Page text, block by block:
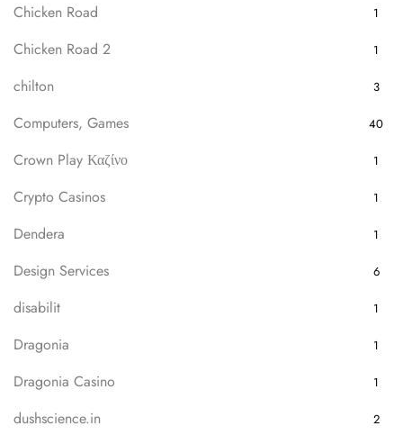
Chicken Road 1
Chicken Road 2 1
chilton 3
Computers, Games 40
Crown Play Καζίνο 1
Crypto Casinos 1
Dendera 1
Design Services 6
disabilit 1
Dragonia 1
Dragonia Casino 1
dushscience.in 2